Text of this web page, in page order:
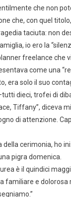
che non
che, con quel
taciuta: non
io ero la
freelance che
come una
era solo il suo
dieci, trofei di
Tiffany”, diceva
di attenzione.
della cerimonia, ho
pigra domenica.
è il quindici
familiare e